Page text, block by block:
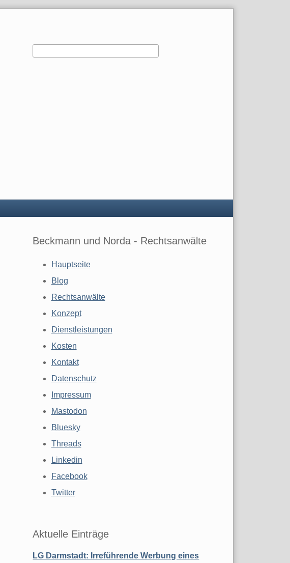
Beckmann und Norda - Rechtsanwälte
Hauptseite
Blog
Rechtsanwälte
Konzept
Dienstleistungen
Kosten
Kontakt
Datenschutz
Impressum
Mastodon
Bluesky
Threads
Linkedin
Facebook
Twitter
Aktuelle Einträge
LG Darmstadt: Irreführende Werbung eines